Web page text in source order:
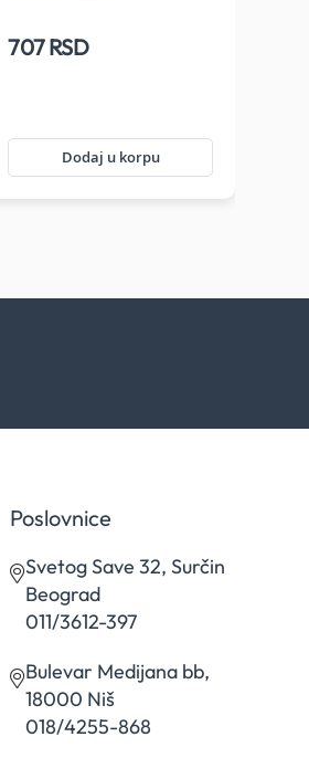
707 RSD
Dodaj u korpu
Poslovnice
Svetog Save 32, Surčin
Beograd
011/3612-397
Bulevar Medijana bb,
18000 Niš
018/4255-868